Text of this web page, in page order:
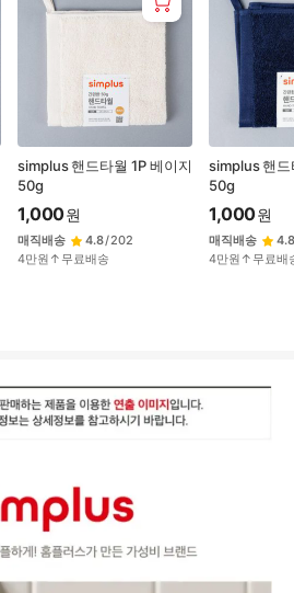
simplus 핸드타월 1P 베이지
50g
1,000원
매직배송 4.8/202
4만원↑무료배송
simplus 핸드
50g
1,000원
매직배송
4.8
4만원↑무료배